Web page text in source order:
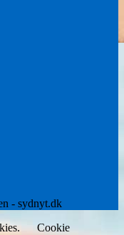
- sydnyt.dk
Cookie